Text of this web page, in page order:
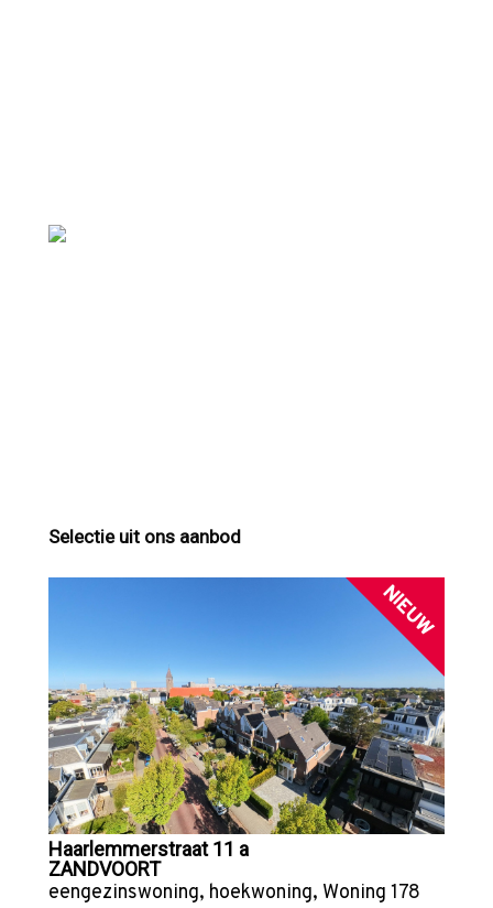
Selectie uit ons aanbod
NIEUW
Haarlemmerstraat 11 a
ZANDVOORT
eengezinswoning, hoekwoning, Woning 178